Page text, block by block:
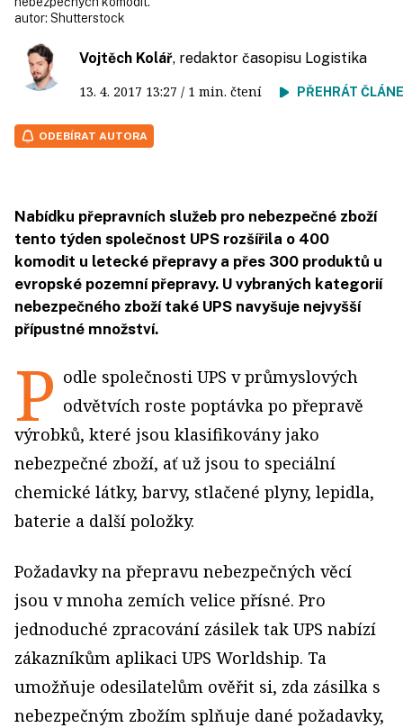
autor: Shutterstock
Vojtěch Kolář, redaktor časopisu Logistika
13. 4. 2017 13:27 / 1 min. čtení PŘEHRÁT
ODEBÍRAT AUTORA
Nabídku přepravních služeb pro nebezpečné zboží
tento týden společnost UPS rozšířila o 400
komodit u letecké přepravy a přes 300 produktů u
evropské pozemní přepravy. U vybraných kategorií
nebezpečného zboží také UPS navyšuje nejvyšší
přípustné množství.
P odle společnosti UPS v průmyslových
odvětvích roste poptávka po přepravě
výrobků, které jsou klasifikovány jako
nebezpečné zboží, ať už jsou to speciální
chemické látky, barvy, stlačené plyny, lepidla,
baterie a další položky.
Požadavky na přepravu nebezpečných věcí
jsou v mnoha zemích velice přísné. Pro
jednoduché zpracování zásilek tak UPS nabízí
zákazníkům aplikaci UPS Worldship. Ta
umožňuje odesilatelům ověřit si, zda zásilka s
nebezpečným zbožím splňuje dané požadavky,